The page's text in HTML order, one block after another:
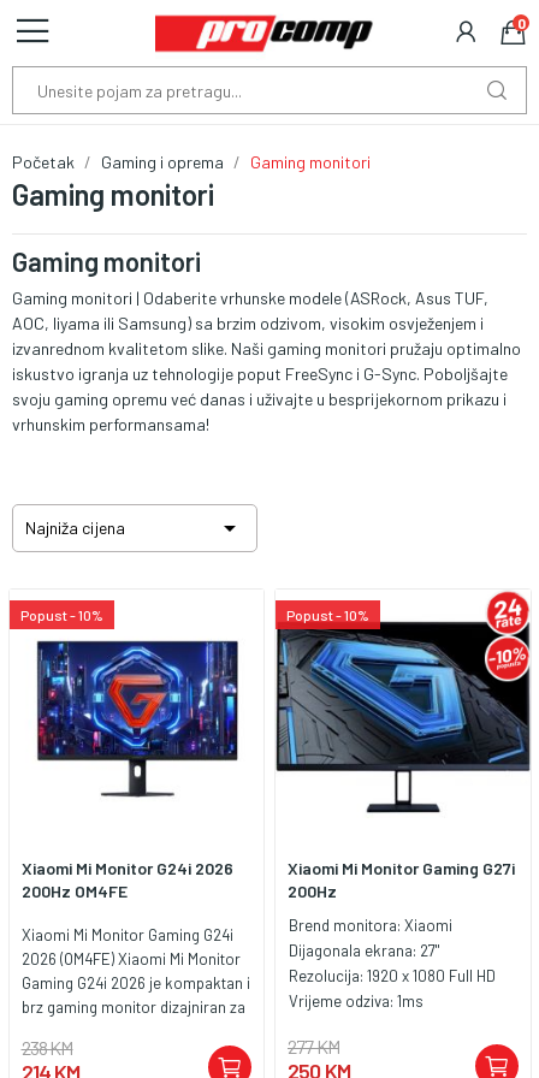
0
Gaming monitori
Početak Gaming i oprema Gaming monitori
Gaming monitori
Gaming monitori | Odaberite vrhunske modele (ASRock, Asus TUF,
AOC, Iiyama ili Samsung) sa brzim odzivom, visokim osvježenjem i
izvanrednom kvalitetom slike. Naši gaming monitori pružaju optimalno
iskustvo igranja uz tehnologije poput FreeSync i G-Sync. Poboljšajte
svoju gaming opremu već danas i uživajte u besprijekornom prikazu i
vrhunskim performansama!
Najniža cijena 
Popust - 10%
Xiaomi Mi Monitor G24i 2026
200Hz OM4FE
Xiaomi Mi Monitor Gaming G24i
2026 (OM4FE) Xiaomi Mi Monitor
Gaming G24i 2026 je kompaktan i
brz gaming monitor dizajniran za
performanse u 24-inčnom
238 KM
214 KM
Popust - 10%
Xiaomi Mi Monitor Gaming G27i
200Hz
Brend monitora: Xiaomi
Dijagonala ekrana: 27"
Rezolucija: 1920 x 1080 Full HD
Vrijeme odziva: 1ms
277 KM
250 KM